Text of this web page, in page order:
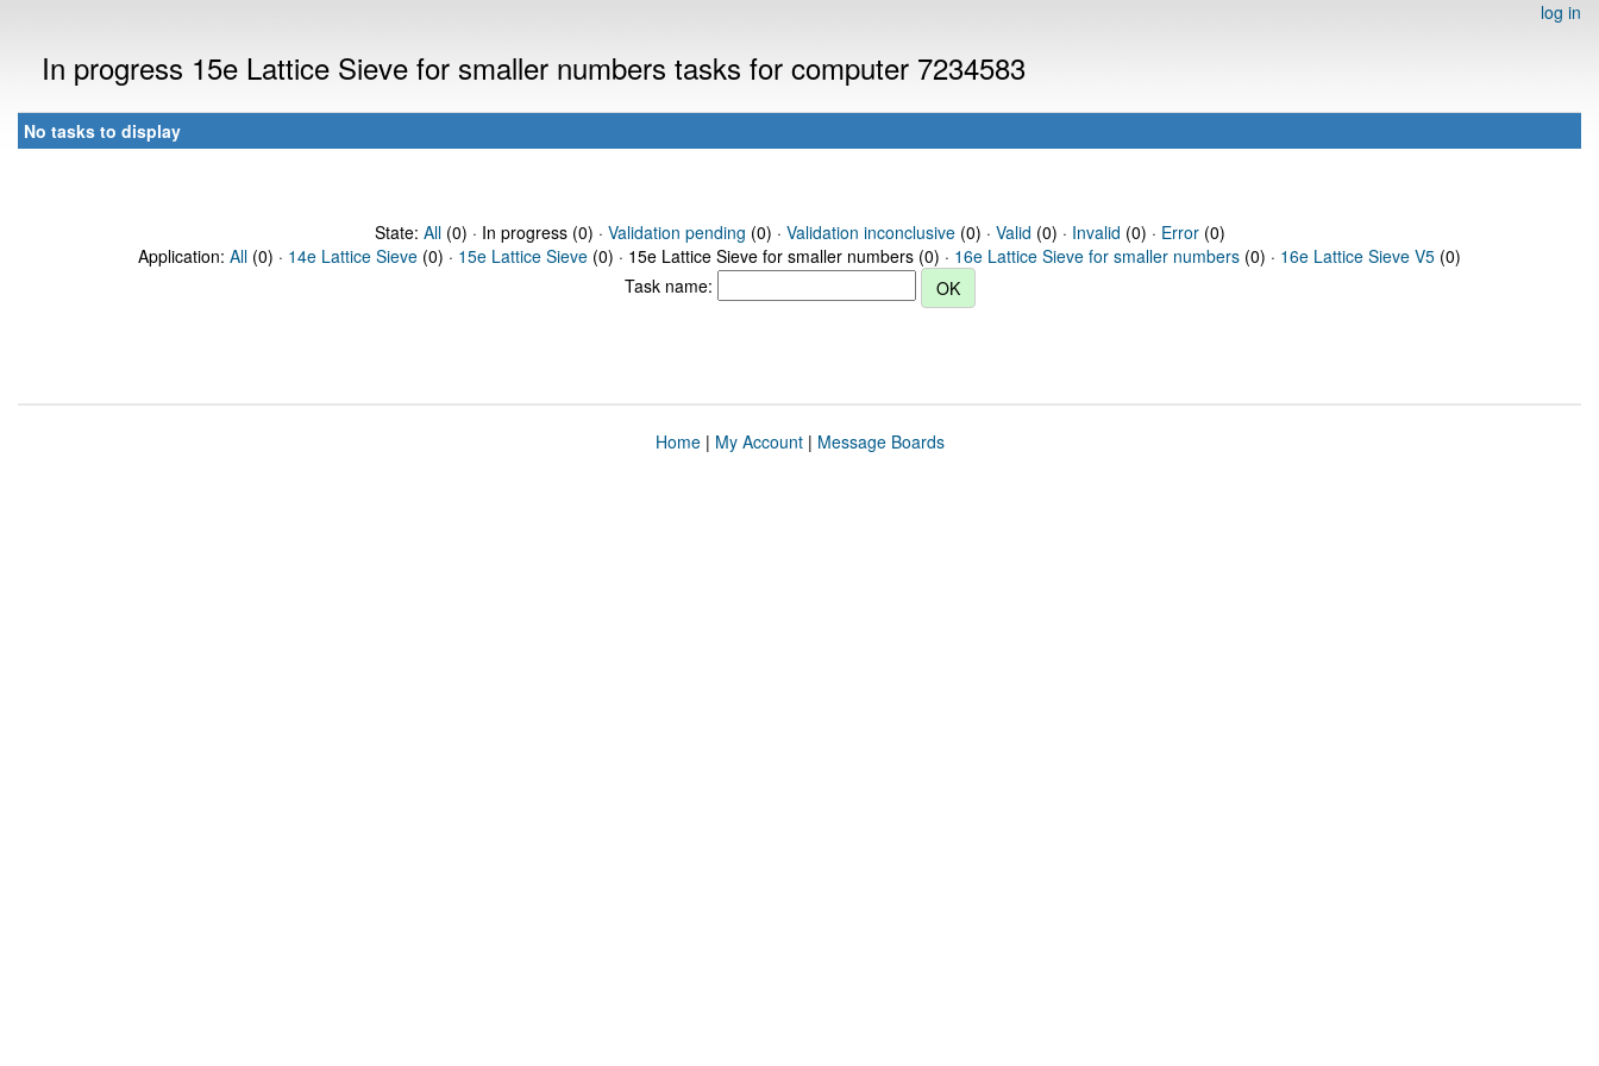
log in
In progress 15e Lattice Sieve for smaller numbers tasks for computer 7234583
No tasks to display
State: All(0) · In progress (0) · Validation pending (0) · Validation inconclusive(0) · Valid (0) · Invalid (0) · Error(0)
Application: All (0) · 14e Lattice Sieve (0) · 15e Lattice Sieve (0) · 15e Lattice Sieve for smaller numbers (0) · 16e Lattice Sieve for smaller numbers (0) · 16e Lattice Sieve V5 (0)
Task name:
Home| My Account| Message Boards